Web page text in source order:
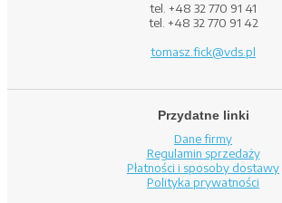
tel. +48 32 770 91 41
tel. +48 32 770 91 42
tomasz.fick@vds.pl
Przydatne linki
Dane firmy
Regulamin sprzedaży
Płatności i sposoby dostawy
Polityka prywatności